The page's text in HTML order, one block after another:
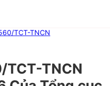
TCT-TNCN
TCT-TNCN